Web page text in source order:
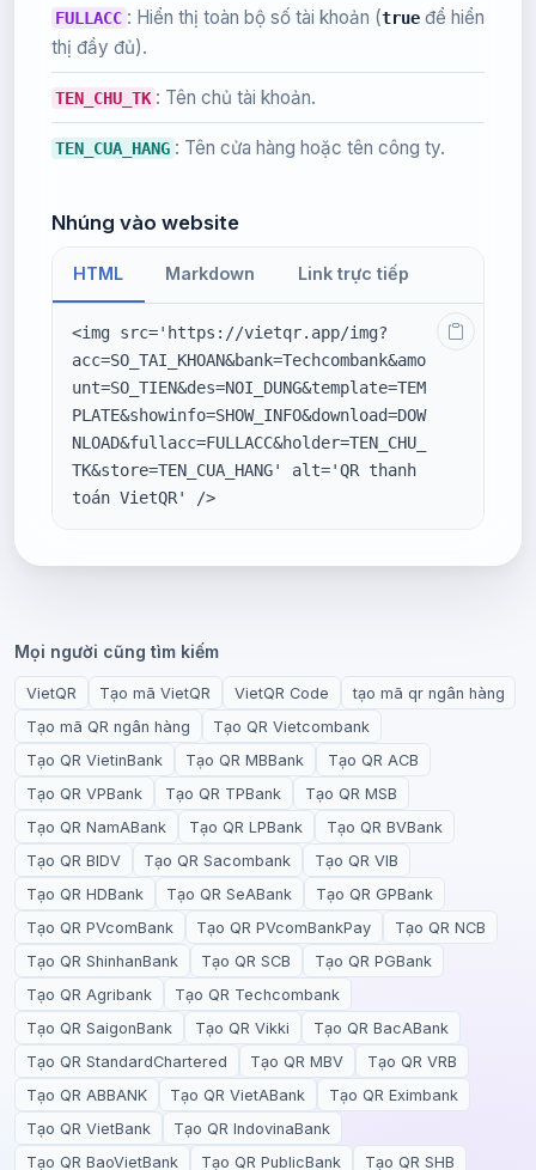
FULLACC : Hiển thị toàn bộ số tài khoản (trueđể hiển
thị đầy đủ).
TEN_CHU_TK : Tên chủ tài khoản.
TEN_CUA_HANG : Tên cửa hàng hoặc tên công ty.
Nhúng vào website
HTML Markdown Link trực tiếp
<img src='https://vietqr.app/img?
acc=SO_TAI_KHOAN&bank=Techcombank&amo
unt=SO_TIEN&des=NOI_DUNG&template=TEM
PLATE&showinfo=SHOW_INFO&download=DOW
NLOAD&fullacc=FULLACC&holder=TEN_CHU_
TK&store=TEN_CUA_HANG' alt='QR thanh
toán VietQR' />
Mọi người cũng tìm kiếm
VietQR Tạo mã VietQR VietQR Code
tạo mã qr ngân hàng
Tạo mã QR ngân hàng
Tạo QR Vietcombank
Tạo QR VietinBank
Tạo QR MBBank
Tạo QR ACB
Tạo QR VPBank
Tạo QR TPBank
Tạo QR MSB
Tạo QR NamABank
Tạo QR LPBank
Tạo QR BVBank
Tạo QR BIDV
Tạo QR Sacombank
Tạo QR VIB
Tạo QR HDBank
Tạo QR SeABank
Tạo QR GPBank
Tạo QR PVcomBank
Tạo QR PVcomBankPay
Tạo QR NCB
Tạo QR ShinhanBank
Tạo QR SCB
Tạo QR PGBank
Tạo QR Agribank
Tạo QR Techcombank
Tạo QR SaigonBank
Tạo QR Vikki
Tạo QR BacABank
Tạo QR StandardChartered
Tạo QR MBV
Tạo QR VRB
Tạo QR ABBANK
Tạo QR VietABank
Tạo QR Eximbank
Tạo QR VietBank
Tạo QR IndovinaBank
Tạo QR BaoVietBank
Tạo QR PublicBank Tạo QR SHB